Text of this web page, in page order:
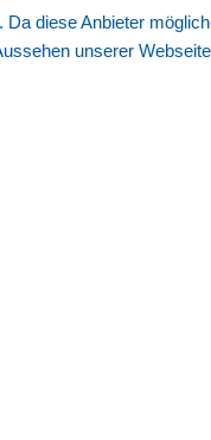
diese Anbieter
unserer